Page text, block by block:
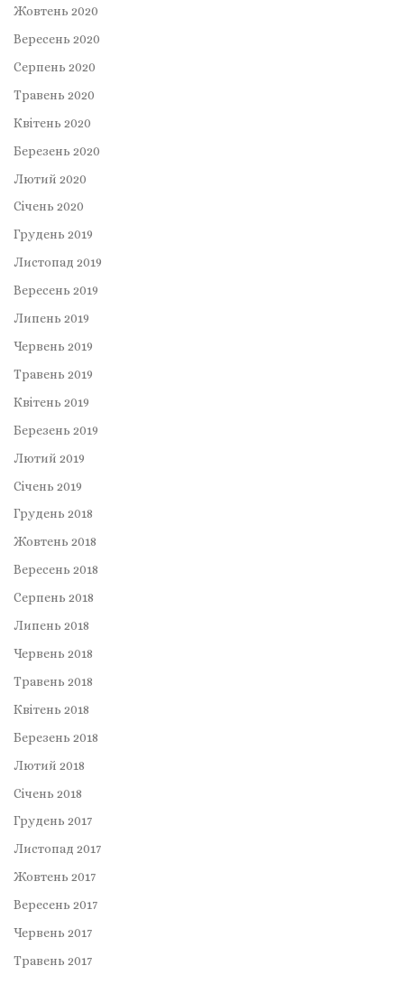
Жовтень 2020
Вересень 2020
Серпень 2020
Травень 2020
Квітень 2020
Березень 2020
Лютий 2020
Січень 2020
Грудень 2019
Листопад 2019
Вересень 2019
Липень 2019
Червень 2019
Травень 2019
Квітень 2019
Березень 2019
Лютий 2019
Січень 2019
Грудень 2018
Жовтень 2018
Вересень 2018
Серпень 2018
Липень 2018
Червень 2018
Травень 2018
Квітень 2018
Березень 2018
Лютий 2018
Січень 2018
Грудень 2017
Листопад 2017
Жовтень 2017
Вересень 2017
Червень 2017
Травень 2017